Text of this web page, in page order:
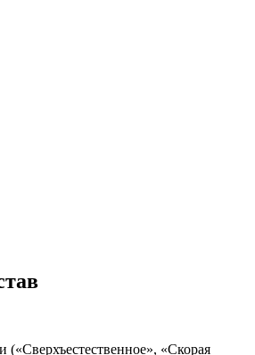
(«Сверхъестественное», «Скорая